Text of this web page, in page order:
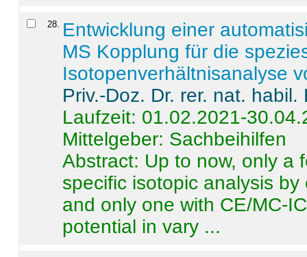
28. Entwicklung einer
MS Kopplung für die
Isotopenverhältnisanalyse
Priv.-Doz. Dr. rer. nat.
Laufzeit: 01.02.2021-
Mittelgeber: Sachbeihilfen
Abstract: Up to now, only a
specific isotopic analysis
and only one with CE/MC-
potential in vary ...